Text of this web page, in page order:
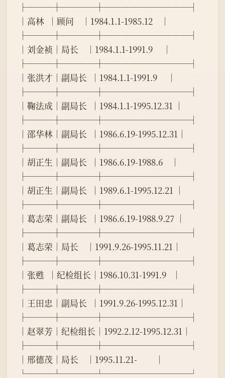
├───┼────┼──────────┤
│高林  │顾问    │1984.1.1-1985.12    │
├───┼────┼──────────┤
│刘金祯│局长    │1984.1.1-1991.9     │
├───┼────┼──────────┤
│张洪才│副局长  │1984.1.1-1991.9     │
├───┼────┼──────────┤
│鞠法成│副局长  │1984.1.1-1995.12.31 │
├───┼────┼──────────┤
│邵华林│副局长  │1986.6.19-1995.12.31│
├───┼────┼──────────┤
│胡正生│副局长  │1986.6.19-1988.6    │
├───┼────┼──────────┤
│胡正生│副局长  │1989.6.1-1995.12.21 │
├───┼────┼──────────┤
│葛志荣│副局长  │1986.6.19-1988.9.27 │
├───┼────┼──────────┤
│葛志荣│局长    │1991.9.26-1995.11.21│
├───┼────┼──────────┤
│张甦  │纪检组长│1986.10.31-1991.9   │
├───┼────┼──────────┤
│王田忠│副局长  │1991.9.26-1995.12.31│
├───┼────┼──────────┤
│赵翠芳│纪检组长│1992.2.12-1995.12.31│
├───┼────┼──────────┤
│邢德茂│局长    │1995.11.21-         │
└───┴────┴──────────┘